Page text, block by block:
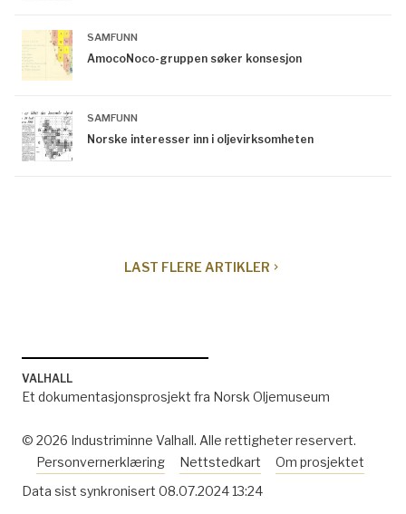
SAMFUNN
AmocoNoco-gruppen søker konsesjon
SAMFUNN
Norske interesser inn i oljevirksomheten
LAST FLERE ARTIKLER navigate_next
VALHALL
Et dokumentasjonsprosjekt fra Norsk Oljemuseum
© 2026 Industriminne Valhall. Alle rettigheter reservert.
Personvernerklæring
Nettstedkart
Om prosjektet
Data sist synkronisert 08.07.2024 13:24